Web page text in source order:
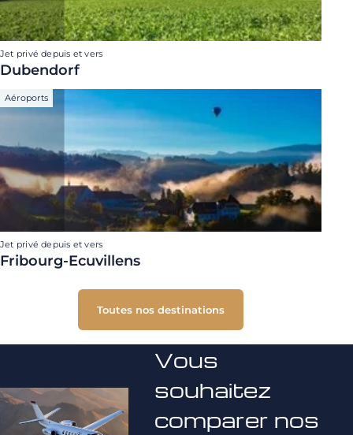
Jet privé depuis et vers
Dubendorf
Aéroports
Jet privé depuis et vers
Fribourg-Ecuvillens
Toutes nos destinations
Vous
souhaitez
comparer nos